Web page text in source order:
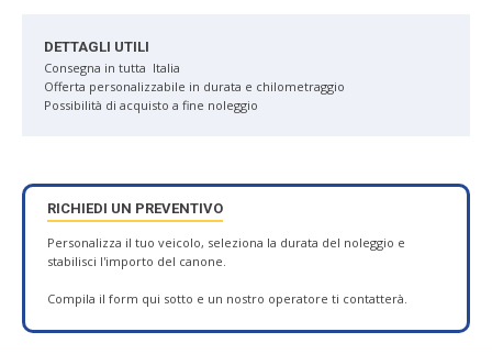
DETTAGLI UTILI
Consegna in tutta Italia
Offerta personalizzabile in durata e chilometraggio
Possibilità di acquisto a fine noleggio
RICHIEDI UN PREVENTIVO
Personalizza il tuo veicolo, seleziona la durata del noleggio e
stabilisci l'importo del canone.
Compila il form qui sotto e un nostro operatore ti contatterà.